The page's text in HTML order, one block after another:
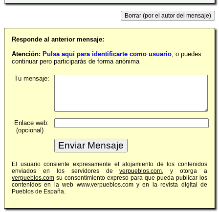
Responde al anterior mensaje:
Atención: Pulsa aquí para identificarte como usuario, o puedes
continuar pero participarás de forma anónima
Tu mensaje:
Enlace web:
(opcional)
El usuario consiente expresamente el alojamiento de los contenidos
enviados en los servidores deverpueblos.com, y otorga a
verpueblos.com su consentimiento expreso para que pueda publicar los
contenidos en la web www.verpueblos.com y en la revista digital de
Pueblos de España.